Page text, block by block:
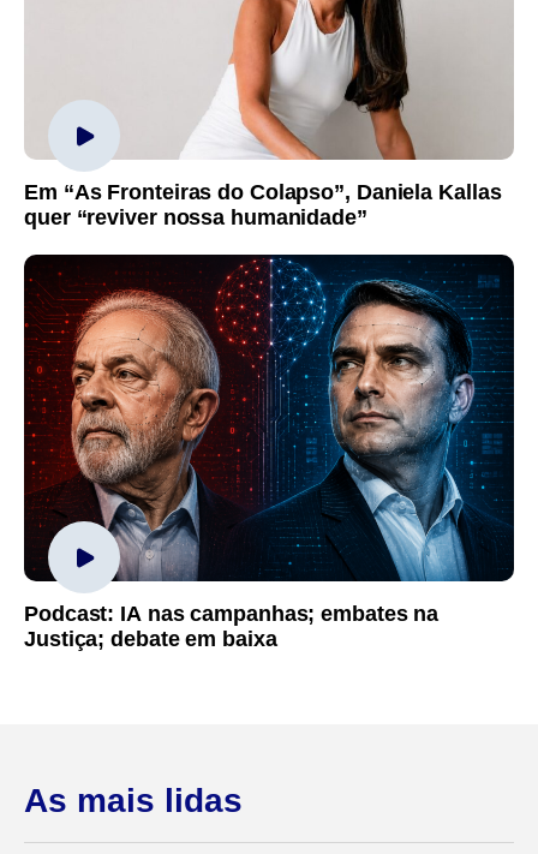
Em “As Fronteiras do Colapso”, Daniela Kallas
quer “reviver nossa humanidade”
Podcast: IA nas campanhas; embates na
Justiça; debate em baixa
As mais lidas